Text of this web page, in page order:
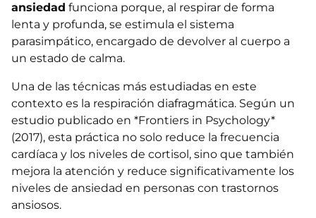
ansiedad funciona porque, al respirar de forma
lenta y profunda, se estimula el sistema
parasimpático, encargado de devolver al cuerpo a
un estado de calma.
Una de las técnicas más estudiadas en este
contexto es la respiración diafragmática. Según un
estudio publicado en *Frontiers in Psychology*
(2017), esta práctica no solo reduce la frecuencia
cardíaca y los niveles de cortisol, sino que también
mejora la atención y reduce significativamente los
niveles de ansiedad en personas con trastornos
ansiosos.